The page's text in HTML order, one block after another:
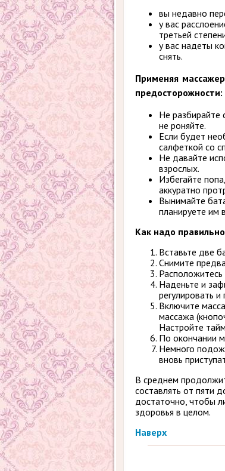
вы недавно
у вас
третьей
у вас надеты
снять.
Применяя
предосторожности:
Не разбирайте
не роняйте.
Если будет
салфеткой со
Не давайте
взрослых.
Избегайте
аккуратно
Вынимайте
планируете им
Как надо
Вставьте две
Снимите
Расположитесь
Наденьте и
регулировать
Включите
массажа
Настройте
По окончании
Немного
вновь
В среднем
составлять от пяти
достаточно, чтобы
здоровья в целом.
Наверх